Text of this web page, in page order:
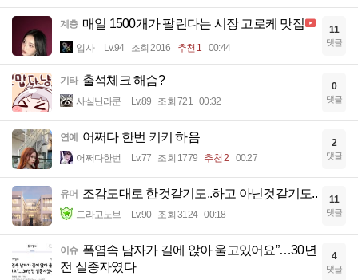
계층 매일 1500개가 팔린다는 시장 고로케 맛집
입사 Lv.94 조회 2016 추천 1 00:44
11
댓글
기타 출석체크 해슴?
사실난라쿤 Lv.89 조회 721 00:32
0
댓글
연예 어쩌다 한번 키키 하음
어쩌다한번 Lv.77 조회 1779 추천 2 00:27
2
댓글
유머 조감도대로 한것같기도..하고 아닌것같기도..
드라고노브 Lv.90 조회 3124 00:18
11
댓글
이슈 폭염속 남자가 길에 앉아 울고있어요”…30년
전 실종자였다
4
댓글